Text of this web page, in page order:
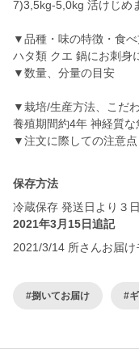
7)3,5kg-5,0kg 活けじめ
▼品種・味の特徴・食
ハタ類 クエ 鍋にお刺身
▼数量、分量の目安
▼栽培/生産方法、こだ
養殖期間約4年 神経質な
保存方法
冷蔵保存 発送日より３日
2021年3月15日追記
2021/3/14 所さんお届
#捌いてお届け #